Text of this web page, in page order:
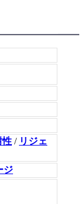
性 / リジェ
ジ